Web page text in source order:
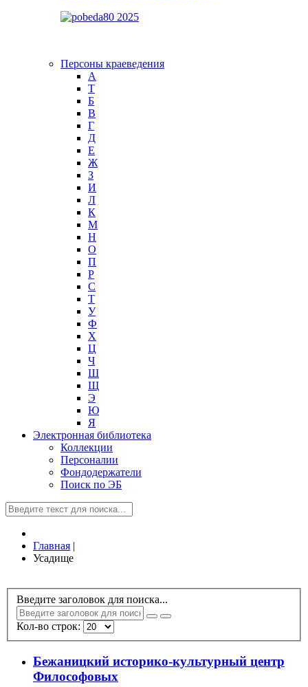
Персоны краеведения
А
T
Б
В
Г
Д
Е
Ж
З
И
Л
К
М
Н
О
П
Р
С
Т
У
Ф
Х
Ц
Ч
Ш
Щ
Э
Ю
Я
Электронная библиотека
Коллекции
Персоналии
Фондодержатели
Поиск по ЭБ
Главная |
Усадище
Введите заголовок для поиска...
Кол-во строк:
Бежаницкий историко-культурный центр
Философовых